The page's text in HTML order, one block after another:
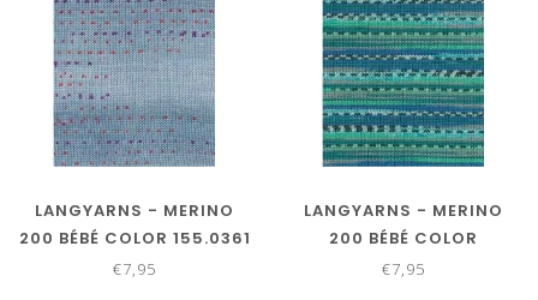
LANGYARNS - MERINO
200 BÉBÉ COLOR 155.0361
€7,95
LANGYARNS - MERINO
200 BÉBÉ COLOR
155.0373
€7,95